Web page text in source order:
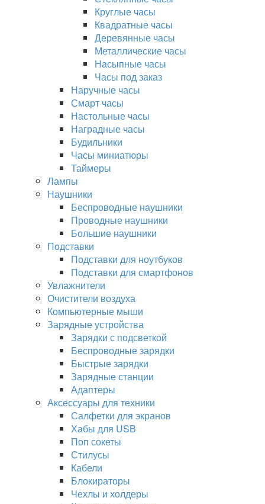
Круглые часы
Квадратные часы
Деревянные часы
Металлические часы
Насыпные часы
Часы под заказ
Наручные часы
Смарт часы
Настольные часы
Наградные часы
Будильники
Часы миниатюры
Таймеры
Лампы
Наушники
Беспроводные наушники
Проводные наушники
Большие наушники
Подставки
Подставки для ноутбуков
Подставки для смартфонов
Увлажнители
Очистители воздуха
Компьютерные мыши
Зарядные устройства
Зарядки с подсветкой
Беспроводные зарядки
Быстрые зарядки
Зарядные станции
Адаптеры
Аксессуары для техники
Салфетки для экранов
Хабы для USB
Поп сокеты
Стилусы
Кабели
Блокираторы
Чехлы и холдеры